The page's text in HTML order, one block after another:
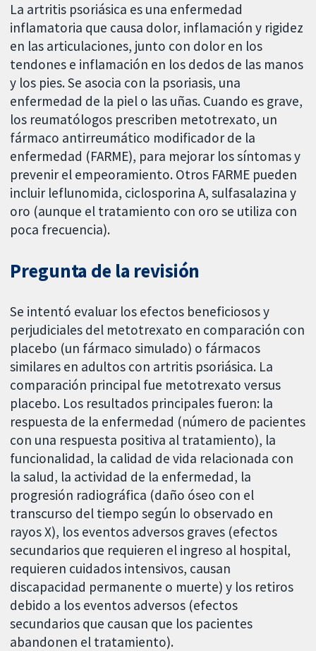
La artritis psoriásica es una enfermedad
inflamatoria que causa dolor, inflamación y rigidez
en las articulaciones, junto con dolor en los
tendones e inflamación en los dedos de las manos
y los pies. Se asocia con la psoriasis, una
enfermedad de la piel o las uñas. Cuando es grave,
los reumatólogos prescriben metotrexato, un
fármaco antirreumático modificador de la
enfermedad (FARME), para mejorar los síntomas y
prevenir el empeoramiento. Otros FARME pueden
incluir leflunomida, ciclosporina A, sulfasalazina y
oro (aunque el tratamiento con oro se utiliza con
poca frecuencia).
Pregunta de la revisión
Se intentó evaluar los efectos beneficiosos y
perjudiciales del metotrexato en comparación con
placebo (un fármaco simulado) o fármacos
similares en adultos con artritis psoriásica. La
comparación principal fue metotrexato versus
placebo. Los resultados principales fueron: la
respuesta de la enfermedad (número de pacientes
con una respuesta positiva al tratamiento), la
funcionalidad, la calidad de vida relacionada con
la salud, la actividad de la enfermedad, la
progresión radiográfica (daño óseo con el
transcurso del tiempo según lo observado en
rayos X), los eventos adversos graves (efectos
secundarios que requieren el ingreso al hospital,
requieren cuidados intensivos, causan
discapacidad permanente o muerte) y los retiros
debido a los eventos adversos (efectos
secundarios que causan que los pacientes
abandonen el tratamiento).